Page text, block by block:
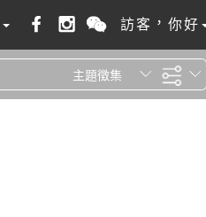
訪客，你好
主題徵集